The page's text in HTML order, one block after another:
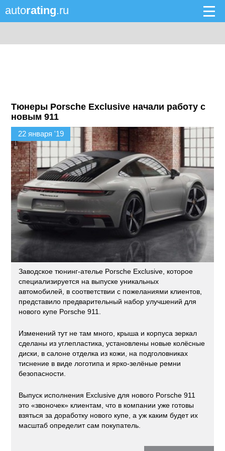
autorating.ru
Тюнеры Porsche Exclusive начали работу с
новым 911
22 января '19
Заводское тюнинг-ателье Porsche Exclusive, которое
специализируется на выпуске уникальных
автомобилей, в соответствии с пожеланиями клиентов,
представило предварительный набор улучшений для
нового купе Porsche 911.
Изменений тут не там много, крыша и корпуса зеркал
сделаны из углепластика, установлены новые колёсные
диски, в салоне отделка из кожи, на подголовниках
тиснение в виде логотипа и ярко-зелёные ремни
безопасности.
Выпуск исполнения Exclusive для нового Porsche 911
это «звоночек» клиентам, что в компании уже готовы
взяться за доработку нового купе, а уж каким будет их
масштаб определит сам покупатель.